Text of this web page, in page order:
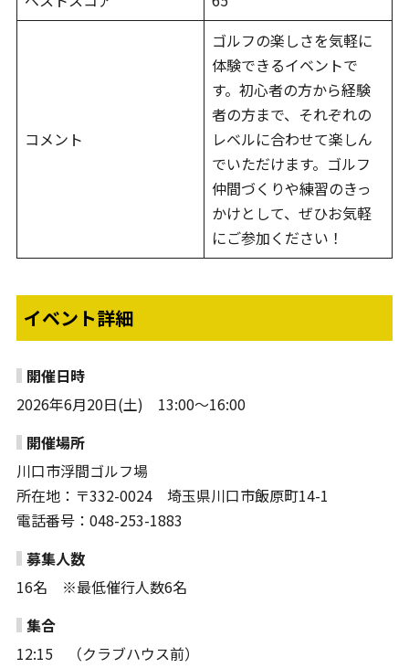
コメント
ゴルフの楽しさを気軽に
体験できるイベントで
す。初心者の方から経験
者の方まで、それぞれの
レベルに合わせて楽しん
でいただけます。ゴルフ
仲間づくりや練習のきっ
かけとして、ぜひお気軽
にご参加ください！
イベント詳細
開催日時
2026年6月20日(土) 13:00～16:00
開催場所
川口市浮間ゴルフ場
所在地：〒332-0024 埼玉県川口市飯原町14-1
電話番号：048-253-1883
募集人数
16名 ※最低催行人数6名
集合
12:15 （クラブハウス前）